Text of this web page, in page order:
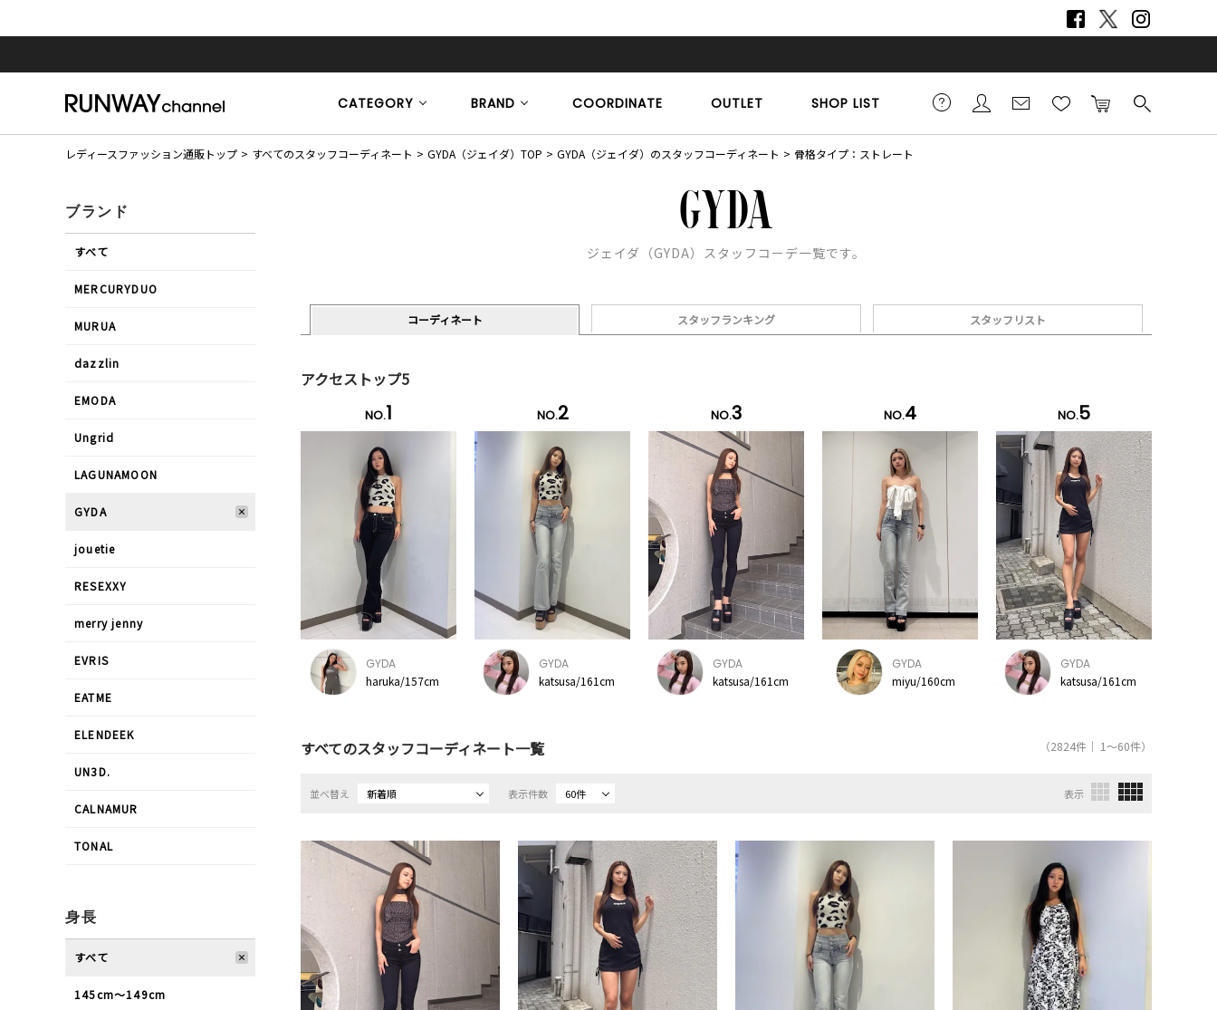
CATEGORY BRAND COORDINATE OUTLET SHOP LIST
レディースファッション通販トップ すべてのスタッフコーディネート GYDA（ジェイダ）TOP GYDA（ジェイダ）のスタッフコーディネート 骨格タイプ：ストレート
ジェイダ（GYDA）スタッフコーデ一覧です。
コーディネート スタッフランキング スタッフリスト
アクセストップ5
NO.1
GYDA
haruka/157cm
NO.2
GYDA
katsusa/161cm
NO.3
GYDA
katsusa/161cm
NO.4
GYDA
miyu/160cm
NO.5
GYDA
katsusa/161cm
すべてのスタッフコーディネート一覧 （2824件｜ 1～60件）
並べ替え 新着順 表示件数 60件 表示
ブランド
すべて
MERCURYDUO
MURUA
dazzlin
EMODA
Ungrid
LAGUNAMOON
GYDA
jouetie
RESEXXY
merry jenny
EVRIS
EATME
ELENDEEK
UN3D.
CALNAMUR
TONAL
身長
すべて
145cm〜149cm